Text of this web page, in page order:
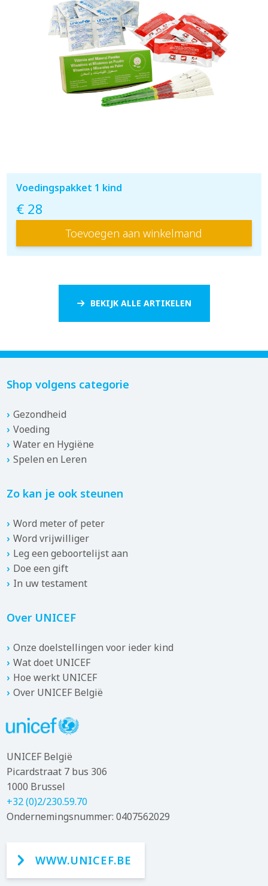
Voedingspakket 1 kind
€ 28
Toevoegen aan winkelmand
BEKIJK ALLE ARTIKELEN
Shop volgens categorie
Gezondheid
Voeding
Water en Hygiëne
Spelen en Leren
Zo kan je ook steunen
Word meter of peter
Word vrijwilliger
Leg een geboortelijst aan
Doe een gift
In uw testament
Over UNICEF
Onze doelstellingen voor ieder kind
Wat doet UNICEF
Hoe werkt UNICEF
Over UNICEF België
UNICEF België
Picardstraat 7 bus 306
1000 Brussel
+32 (0)2/230.59.70
Ondernemingsnummer: 0407562029
WWW.UNICEF.BE